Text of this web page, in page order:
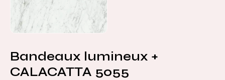
Bandeaux lumineux +
CALACATTA 5055